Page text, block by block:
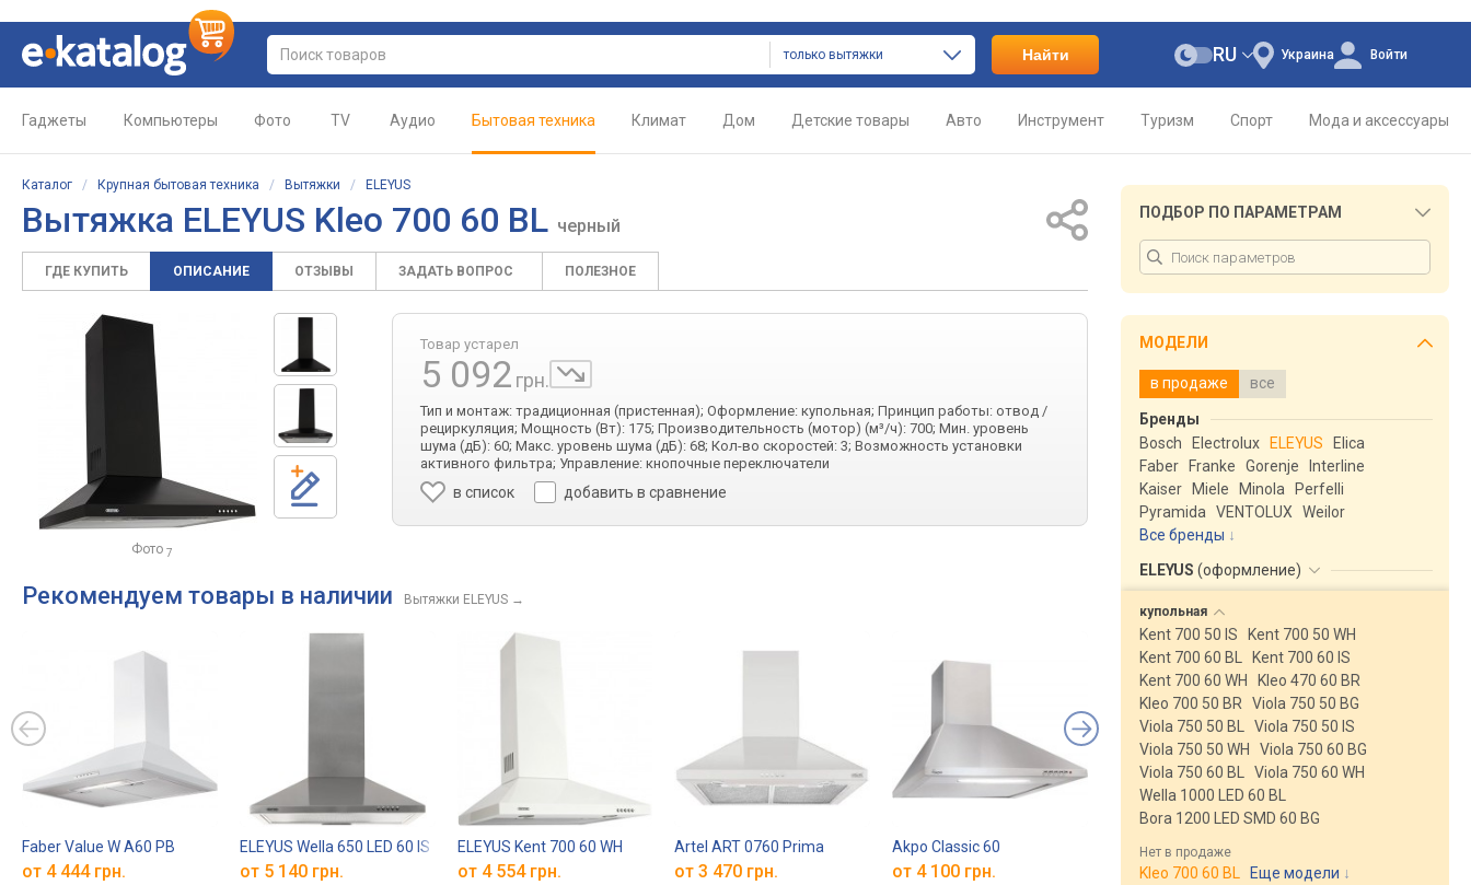
только вытяжки Найти Украина
RU Войти
Гаджеты Компьютеры Фото TV Аудио Бытовая техника Климат Дом Детские товары Авто Инструмент Туризм Спорт Мода и аксессуары
Каталог / Крупная бытовая техника / Вытяжки / ELEYUS
Вытяжка ELEYUS Kleo 700 60 BL черный
ГДЕ КУПИТЬ ОПИСАНИЕ ОТЗЫВЫ ЗАДАТЬ ВОПРОС ПОЛЕЗНОЕ
Фото 7
Товар устарел
5 092 грн.
Тип и монтаж: традиционная (пристенная); Оформление: купольная; Принцип работы: отвод /
рециркуляция; Мощность (Вт): 175; Производительность (мотор) (м³/ч): 700; Мин. уровень
шума (дБ): 60; Макс. уровень шума (дБ): 68; Кол-во скоростей: 3; Возможность установки
активного фильтра; Управление: кнопочные переключатели
в список добавить в сравнение
Рекомендуем товары в наличии Вытяжки ELEYUS →
Faber Value W A60 PB
от 4 444 грн.
ELEYUS Wella 650 LED 60 IS
от 5 140 грн.
ELEYUS Kent 700 60 WH
от 4 554 грн.
Artel ART 0760 Prima
от 3 470 грн.
Akpo Classic 60
от 4 100 грн.
ELEYUS Kent 700 60 BL
от 4 999 грн. от 4 385 грн.
ПОДБОР ПО ПАРАМЕТРАМ
МОДЕЛИ
в продаже все
Бренды
Bosch
Electrolux ELEYUS
Elica
Faber
Franke Gorenje
Interline
Kaiser
Miele Minola
Perfelli
Pyramida
VENTOLUX
Weilor
Все бренды
ELEYUS (оформление)
купольная
Kent 700 50 IS
Kent 700 50 WH
Kent 700 60 BL
Kent 700 60 IS
Kent 700 60 WH
Kleo 470 60 BR
Kleo 700 50 BR
Viola 750 50 BG
Viola 750 50 BL
Viola 750 50 IS
Viola 750 50 WH
Viola 750 60 BG
Viola 750 60 BL
Viola 750 60 WH
Wella 1000 LED 60 BL
Bora 1200 LED SMD 60 BG
Нет в продаже
Kleo 700 60 BL Еще модели ↓